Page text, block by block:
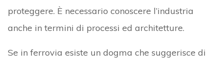
proteggere. È necessario conoscere l’industria
anche in termini di processi ed architetture.
Se in ferrovia esiste un dogma che suggerisce di